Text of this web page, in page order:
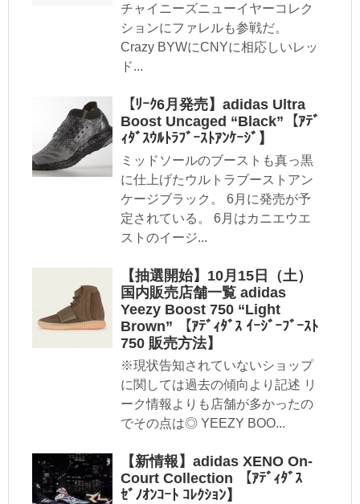
チャイニーズニューイヤーコレク
ションにファレルも参戦だ。
Crazy BYWにCNYに相応しいレッ
ド...
【ﾘｰｸ6月発売】adidas Ultra
Boost Uncaged “Black”【ｱﾃﾞ
ｨﾀﾞｽｳﾙﾄﾗﾌﾞｰｽﾄｱﾝｹｰｼﾞ】
ミッドソールのブーストも真っ黒
に仕上げたウルトラブーストアン
ケージブラック。 6月に発売が予
定されている。 6月はカニエウエ
ストのイージ...
【抽選開始】10月15日（土）
国内販売店舗一覧 adidas
Yeezy Boost 750 “Light
Brown” 【ｱﾃﾞｨﾀﾞｽ ｲｰｼﾞｰﾌﾞｰｽﾄ
750 販売方法】
※現状告知されていないショップ
に関しては過去の傾向より記述 リ
ーク情報よりも店舗が多かったの
でその点は◎ YEEZY BOO...
【新情報】adidas XENO On-
Court Collection 【ｱﾃﾞｨﾀﾞｽ
ｾﾞﾉｵﾝｺｰﾄ ｺﾚｸｼｮﾝ】